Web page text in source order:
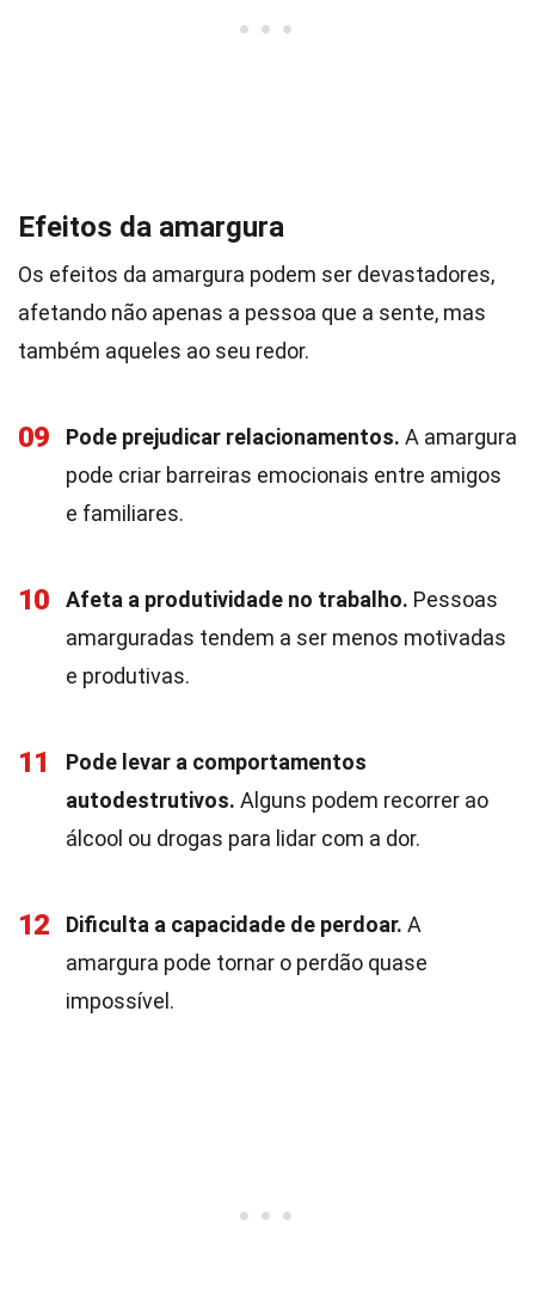
Efeitos da amargura
Os efeitos da amargura podem ser devastadores,
afetando não apenas a pessoa que a sente, mas
também aqueles ao seu redor.
09 Pode prejudicar relacionamentos. A amargura
pode criar barreiras emocionais entre amigos
e familiares.
10 Afeta a produtividade no trabalho. Pessoas
amarguradas tendem a ser menos motivadas
e produtivas.
11
Pode levar a comportamentos
autodestrutivos. Alguns podem recorrer ao
álcool ou drogas para lidar com a dor.
12 Dificulta a capacidade de perdoar. A
amargura pode tornar o perdão quase
impossível.